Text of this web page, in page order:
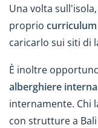
Una volta
proprio curriculum
caricarlo sui siti di
È inoltre
alberghiere
internamente. Chi
con strutture a